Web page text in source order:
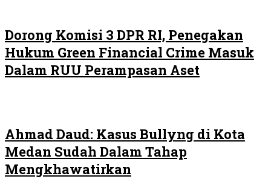
Dorong Komisi 3 DPR RI, Penegakan
Hukum Green Financial Crime Masuk
Dalam RUU Perampasan Aset
Ahmad Daud: Kasus Bullyng di Kota
Medan Sudah Dalam Tahap
Mengkhawatirkan